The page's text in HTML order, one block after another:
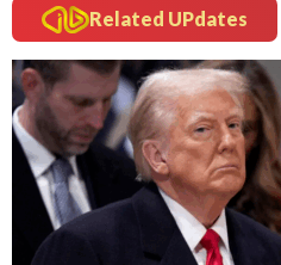
Related UPdates